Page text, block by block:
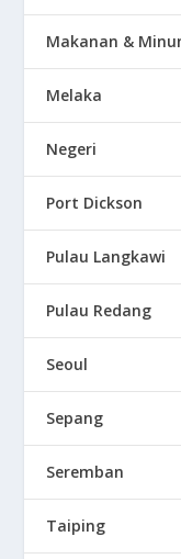
Makanan &
Melaka
Negeri
Port Dickson
Pulau Langkawi
Pulau Redang
Seoul
Sepang
Seremban
Taiping